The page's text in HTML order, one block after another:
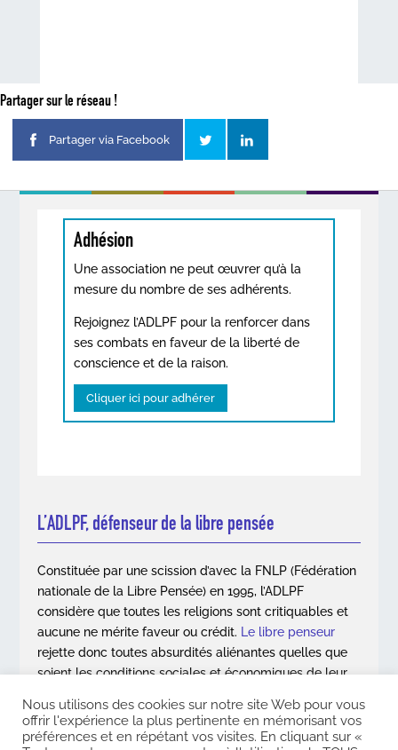
Partager sur le réseau !
Partager via Facebook
Adhésion
Une association ne peut œuvrer qu’à la
mesure du nombre de ses adhérents.
Rejoignez l’ADLPF pour la renforcer dans
ses combats en faveur de la liberté de
conscience et de la raison.
Cliquer ici pour adhérer
L’ADLPF, défenseur de la libre pensée
Constituée par une scission d’avec la FNLP (Fédération
nationale de la Libre Pensée) en 1995, l’ADLPF
considère que toutes les religions sont critiquables et
aucune ne mérite faveur ou crédit. Le libre penseur
rejette donc toutes absurdités aliénantes quelles que
soient les conditions sociales et économiques de leur
En savoir plus
Nous utilisons des cookies sur notre site Web pour vous
offrir l'expérience la plus pertinente en mémorisant vos
préférences et en répétant vos visites. En cliquant sur «